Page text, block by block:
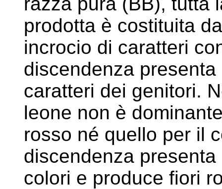
prodotta è costituita
incrocio di caratteri
discendenza
caratteri dei genitori.
leone non è
rosso né quello per il
discendenza
colori e produce fiori